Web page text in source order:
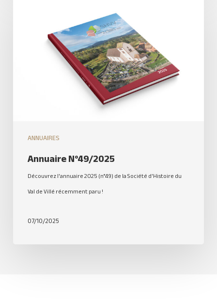
ANNUAIRES
Annuaire N°49/2025
Découvrez l'annuaire 2025 (n°49) de la Société d'Histoire du
Val de Villé récemment paru !
07/10/2025